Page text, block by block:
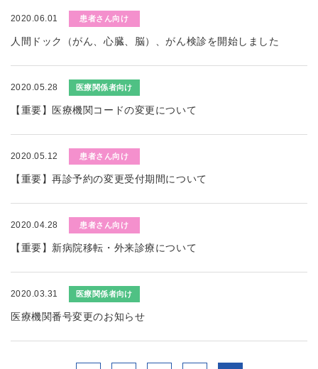
2020.06.01 患者さん向け
人間ドック（がん、心臓、脳）、がん検診を開始しました
2020.05.28 医療関係者向け
【重要】医療機関コードの変更について
2020.05.12 患者さん向け
【重要】再診予約の変更受付期間について
2020.04.28 患者さん向け
【重要】新病院移転・外来診療について
2020.03.31 医療関係者向け
医療機関番号変更のお知らせ